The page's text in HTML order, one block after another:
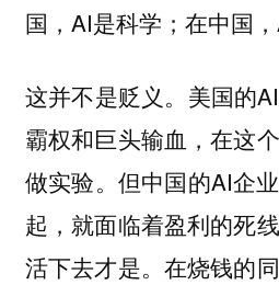
国，AI是科学；在中国，
这并不是贬义。美国的
霸权和巨头输血，在这
做实验。但中国的AI企
起，就面临着盈利的死
活下去才是。在烧钱的